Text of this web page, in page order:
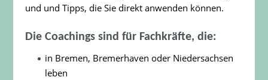
und und Tipps, die Sie direkt anwenden können.
Die Coachings sind für Fachkräfte, die:
in Bremen, Bremerhaven oder Niedersachsen
leben